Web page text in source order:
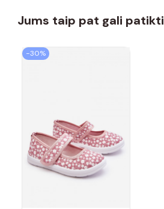
Jums taip pat gali patikti
−30%